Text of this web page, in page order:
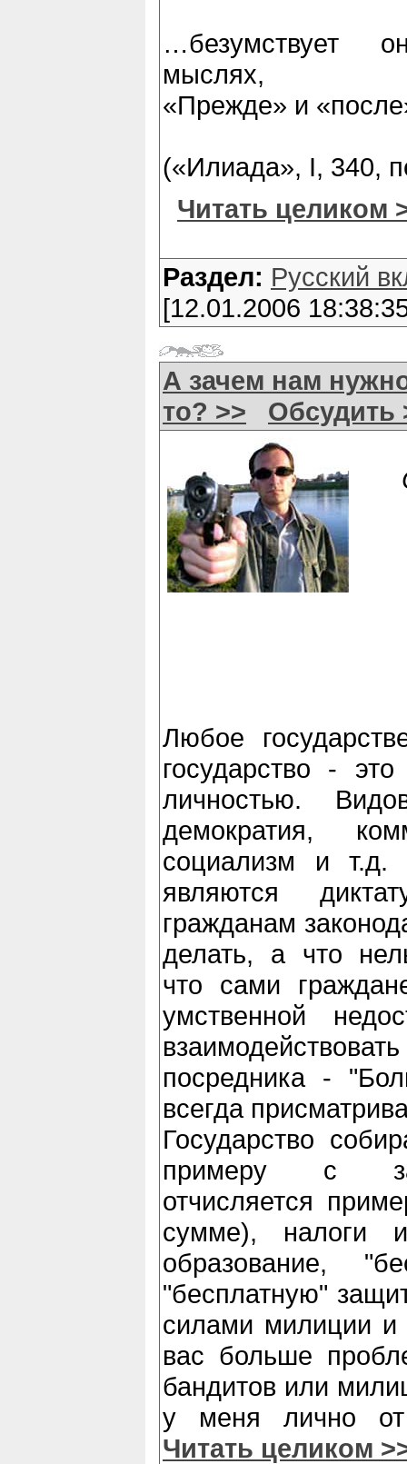
…безумствует
мыслях,
«Прежде» и
(«Илиада», I, 340,
Читать целиком
Раздел: Русский
[12.01.2006
А зачем нам
то? >>
Обсудить
Любое
государство -
личностью.
демократия,
социализм и
являются
гражданам
делать, а что
что сами
умственной
посредника -
всегда
Государство
примеру с
отчисляется
сумме), налоги
образование,
"бесплатную"
силами милиции и
вас больше
бандитов или
у меня лично
Читать целиком